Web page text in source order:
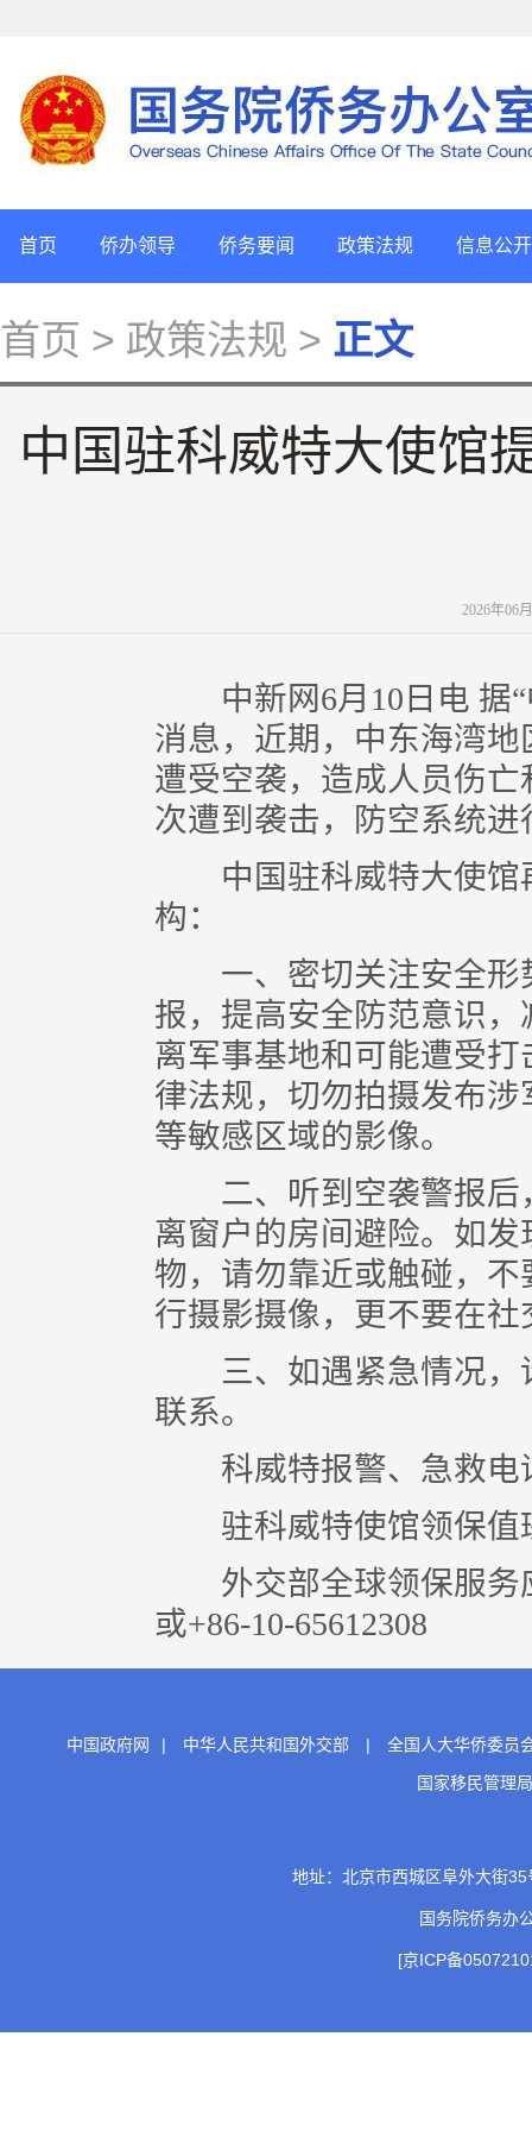
首页 侨办领导 侨务要闻 政策法规 信息公开
首页 > 政策法规 > 正文
中国驻科威特大使馆
2026年06
中新网6月10日电 据“
消息，近期，中东海湾
遭受空袭，造成人员伤
次遭到袭击，防空系统进
中国驻科威特大使馆
构：
一、密切关注安全形
报，提高安全防范意识
离军事基地和可能遭受
律法规，切勿拍摄发布
等敏感区域的影像。
二、听到空袭警报后
离窗户的房间避险。如
物，请勿靠近或触碰，
行摄影摄像，更不要在
三、如遇紧急情况，
联系。
科威特报警、急救电
驻科威特使馆领保值班
外交部全球领保服务
或+86-10-65612308
中国政府网 | 中华人民共和国外交部 |
全国人大华侨委员
国家移民管理局
地址：北京市西城区阜外大街
国务院侨务
[京ICP备